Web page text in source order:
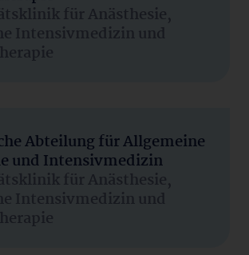
für Anästhesie,
Intensivmedizin und
Abteilung für Allgemeine
und Intensivmedizin
für Anästhesie,
Intensivmedizin und